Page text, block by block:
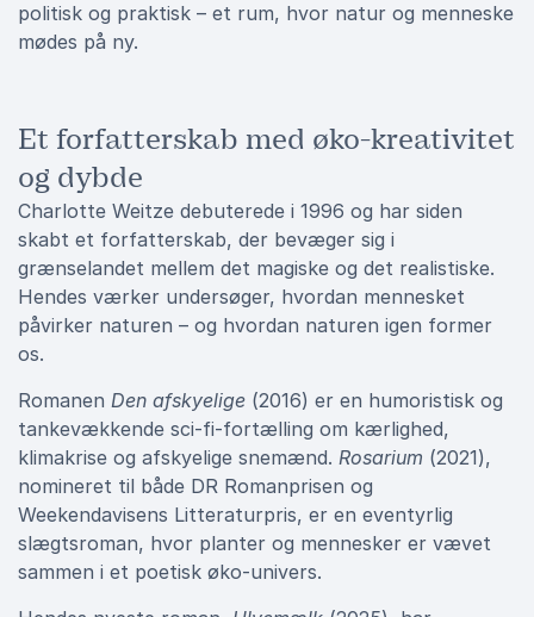
politisk og praktisk – et rum, hvor natur og menneske
mødes på ny.
Et forfatterskab med øko-kreativitet
og dybde
Charlotte Weitze debuterede i 1996 og har siden
skabt et forfatterskab, der bevæger sig i
grænselandet mellem det magiske og det realistiske.
Hendes værker undersøger, hvordan mennesket
påvirker naturen – og hvordan naturen igen former
os.
Romanen Den afskyelige (2016) er en humoristisk og
tankevækkende sci-fi-fortælling om kærlighed,
klimakrise og afskyelige snemænd. Rosarium (2021),
nomineret til både DR Romanprisen og
Weekendavisens Litteraturpris, er en eventyrlig
slægtsroman, hvor planter og mennesker er vævet
sammen i et poetisk øko-univers.